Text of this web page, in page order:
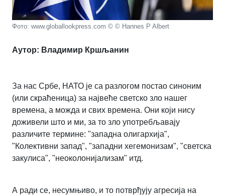
Фото: www.globallookpress.com © © Hannes P Albert
Аутор: Владимир Кршљанин
За нас Србе, НАТО је са разлогом постао синоним
(или скраћеница) за највеће светско зло нашег
времена, а можда и свих времена. Они који нису
доживели што и ми, за то зло употребљавају
различите термине: "западна олигархија",
"Колективни запад", "западни хегемонизам", "светска
закулиса", "неоколонијализам" итд.
А ради се, несумњиво, и то потврђују агресија на